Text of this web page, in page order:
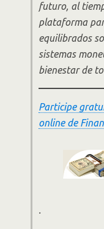
futuro, al
plataforma
equilibrados
sistemas
bienestar de
Participe
online de
.